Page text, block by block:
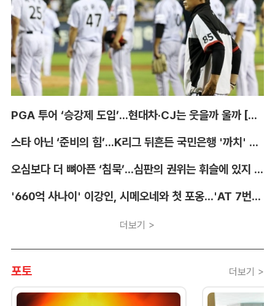
PGA 투어 ‘승강제 도입’...현대차·CJ는 웃을까 울까 [박호윤의 IN&OUT]
스타 아닌 ‘준비의 힘’...K리그 뒤흔든 국민은행 '까치' 사단 [이영규의 비욘더매치]
오심보다 더 뼈아픈 ‘침묵’...심판의 권위는 휘슬에 있지 않다 [박순규의 창]
'660억 사나이' 이강인, 시메오네와 첫 포옹...'AT 7번' 데뷔 초읽기
더보기 >
포토 더보기 >